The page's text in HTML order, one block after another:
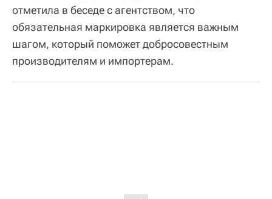
отметила в беседе с агентством, что
обязательная маркировка является важным
шагом, который поможет добросовестным
производителям и импортерам.